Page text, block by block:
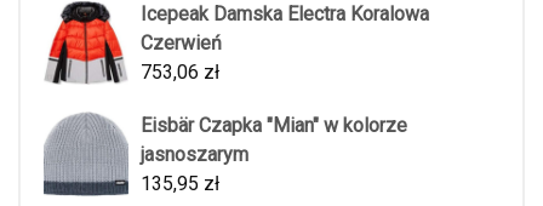
Icepeak Damska Electra Koralowa
Czerwień
753,06 zł
Eisbär Czapka "Mian" w kolorze
jasnoszarym
135,95 zł